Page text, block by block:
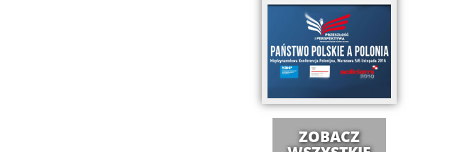
ZOBACZ